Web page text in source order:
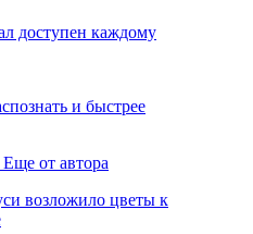
доступен каждому
и быстрее
Еще от автора
возложило цветы к